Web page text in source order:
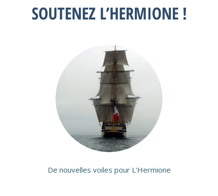
SOUTENEZ L’HERMIONE !
De nouvelles voiles pour L'Hermione